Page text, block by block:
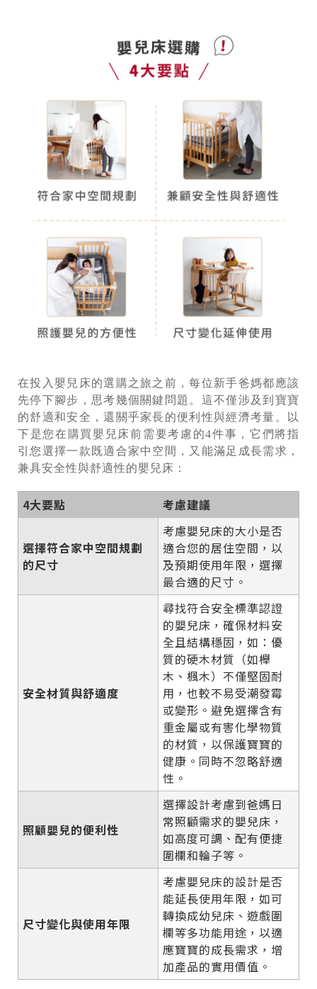
在投入嬰兒床的選購之旅之前，每位新手爸媽都應該
先停下腳步，思考幾個關鍵問題。這不僅涉及到寶寶
的舒適和安全，還關乎家長的便利性與經濟考量。以
下是您在購買嬰兒床前需要考慮的4件事，它們將指
引您選擇一款既適合家中空間，又能滿足成長需求，
兼具安全性與舒適性的嬰兒床：
4大要點 考慮建議
選擇符合家中空間規劃
的尺寸
考慮嬰兒床的大小是否
適合您的居住空間，以
及預期使用年限，選擇
最合適的尺寸。
安全材質與舒適度
尋找符合安全標準認證
的嬰兒床，確保材料安
全且結構穩固，如：優
質的硬木材質（如櫸
木、楓木）不僅堅固耐
用，也較不易受潮發霉
或變形。避免選擇含有
重金屬或有害化學物質
的材質，以保護寶寶的
健康。同時不忽略舒適
性。
照顧嬰兒的便利性
選擇設計考慮到爸媽日
常照顧需求的嬰兒床，
如高度可調、配有便捷
圍欄和輪子等。
尺寸變化與使用年限
考慮嬰兒床的設計是否
能延長使用年限，如可
轉換成幼兒床、遊戲圍
欄等多功能用途，以適
應寶寶的成長需求，增
加產品的實用價值。